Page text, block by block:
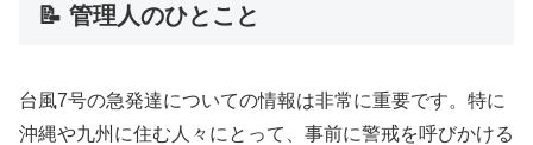
📝 管理人のひとこと
台風7号の急発達についての情報は非常に重要です。特に
沖縄や九州に住む人々にとって、事前に警戒を呼びかける